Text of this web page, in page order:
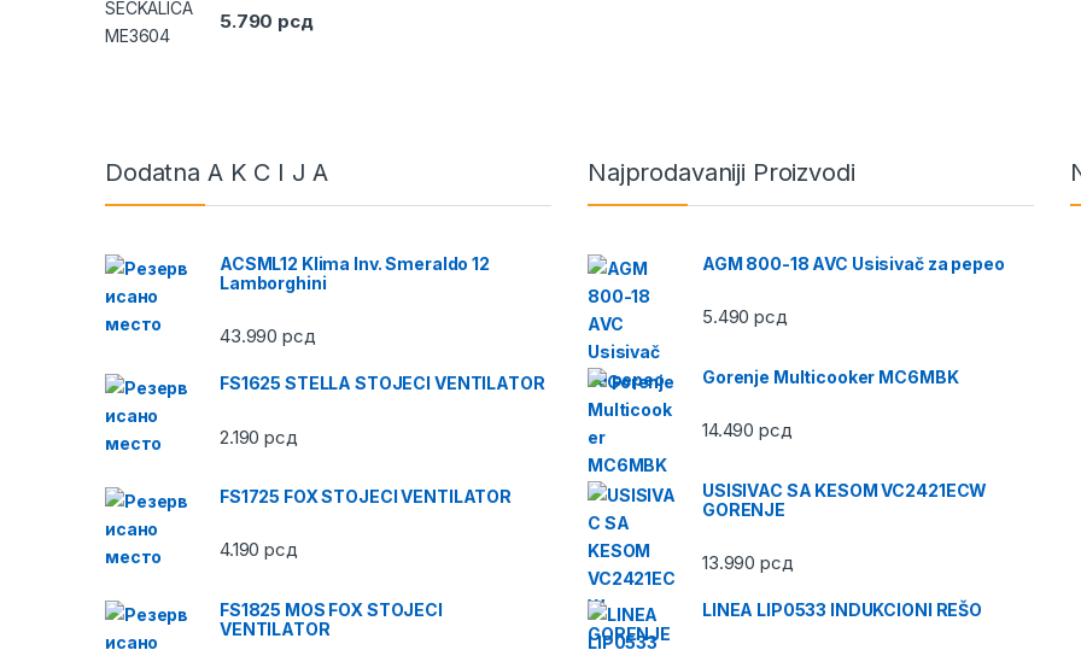
5.790 рсд
Dodatna A K C I J A
ACSML12 Klima Inv. Smeraldo 12
Lamborghini
43.990рсд
FS1625 STELLA STOJECI VENTILATOR
2.190рсд
FS1725 FOX STOJECI VENTILATOR
4.190рсд
FS1825 MOS FOX STOJECI
VENTILATOR
Najprodavaniji Proizvodi
AGM 800-18 AVC Usisivač za pepeo
5.490рсд
Gorenje Multicooker MC6MBK
14.490рсд
USISIVAC SA KESOM VC2421ECW
GORENJE
13.990рсд
LINEA LIP0533 INDUKCIONI REŠO